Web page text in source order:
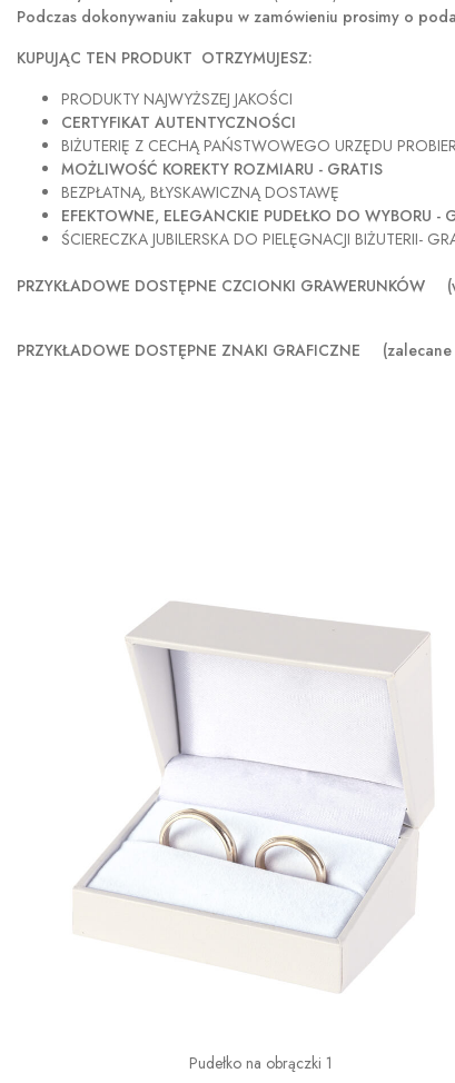
Podczas dokonywaniu zakupu w zamówieniu prosimy o
KUPUJĄC TEN PRODUKT OTRZYMUJESZ:
PRODUKTY NAJWYŻSZEJ JAKOŚCI
CERTYFIKAT AUTENTYCZNOŚCI
BIŻUTERIĘ Z CECHĄ PAŃSTWOWEGO URZĘDU
MOŻLIWOŚĆ KOREKTY ROZMIARU - GRATIS
BEZPŁATNĄ, BŁYSKAWICZNĄ DOSTAWĘ
EFEKTOWNE, ELEGANCKIE PUDEŁKO DO WYBORU -
ŚCIERECZKA JUBILERSKA DO PIELĘGNACJI BIŻUTERII-
PRZYKŁADOWE DOSTĘPNE CZCIONKI
PRZYKŁADOWE DOSTĘPNE ZNAKI GRAFICZNE
Pudełko na obrączki 1